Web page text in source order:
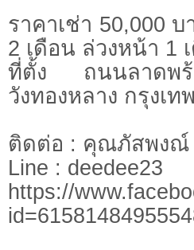
ราคาเช่า 50,000
2 เดือน ล่วงหน้า 1
ที่ตั้ง ถนนลาดพ
วังทองหลาง กรุงเ
ติดต่อ : คุณภัสพงณ์
Line : deedee23
https://